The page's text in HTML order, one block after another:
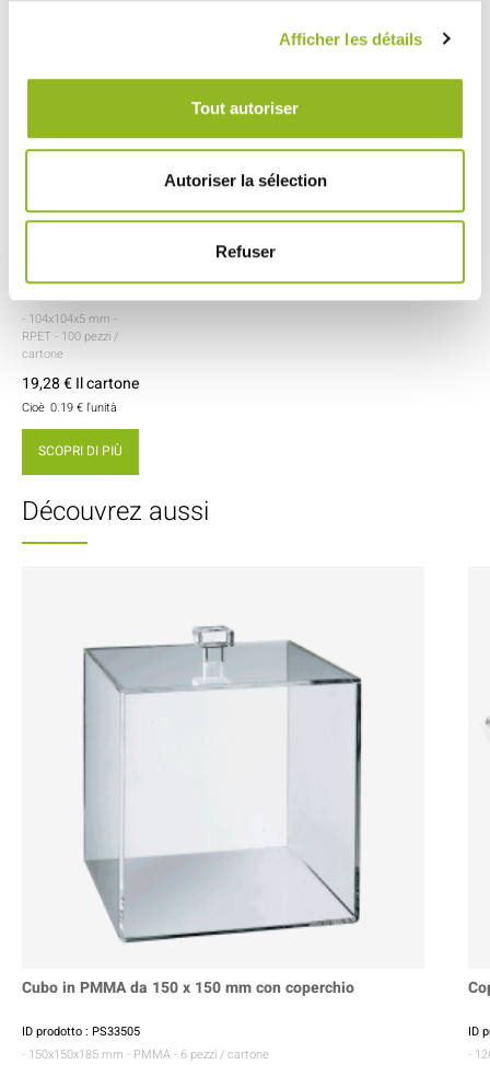
Afficher les détails
Tout autoriser
Autoriser la sélection
Refuser
Coperchio per
ID prodotto :
PS30519
- 104x104x5 mm -
RPET - 100 pezzi /
cartone
19,28 € Il cartone
Cioè 0.19 € l'unità
SCOPRI DI PIÙ
Découvrez aussi
Cubo in PMMA da 150 x 150 mm con coperchio
ID prodotto : PS33505
- 150x150x185 mm - PMMA- 6 pezzi / cartone
ID
-